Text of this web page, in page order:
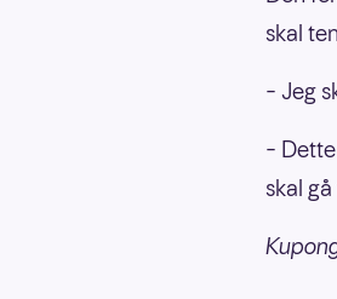
skal
– Jeg
–
skal